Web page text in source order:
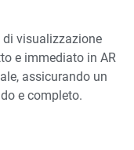
visualizzazione
e immediato in AR
assicurando un
e completo.